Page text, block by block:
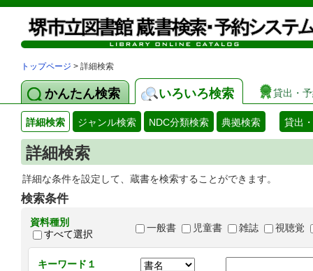
トップページ > 詳細検索
かんたん検索 いろいろ検索 貸出・
詳細検索 ジャンル検索 NDC分類検索 典拠検索 貸出
詳細検索
詳細な条件を設定して、蔵書を検索することができます。
検索条件
資料種別
すべて選択
一般書 児童書 雑誌 視聴覚
キーワード１